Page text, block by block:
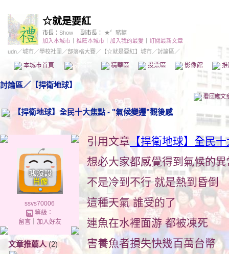
☆就是要紅
市長： Show 副市長：
★〞豬糖
加入本城市
推薦本城市 加入我的最愛
訂閱最新文章
udn／城市／學校社團 ／部落格大賽／ 【☆就是要紅】城市／討論區／
本城市首頁 討論區 精華區 投票區 影像館
討論區／ 【捍衛地球】
看回應文
【捍衛地球】全民十大焦點 - "氣候變遷"觀後感
ssvs70006
等級：
留言｜ 加入好友
文章推薦人(2)
引用文章【捍衛地球】全民
想必大家都感覺得到氣候的異
不是冷到不行 就是熱到昏倒
這種天氣 誰受的了
連魚在水裡面游 都被凍死
害養魚者損失快幾百萬台幣